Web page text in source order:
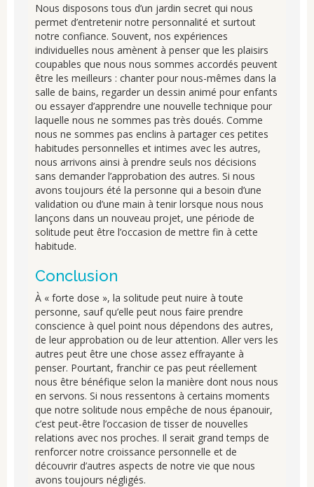
Nous disposons tous d’un jardin secret qui nous
permet d’entretenir notre personnalité et surtout
notre confiance. Souvent, nos expériences
individuelles nous amènent à penser que les plaisirs
coupables que nous nous sommes accordés peuvent
être les meilleurs : chanter pour nous-mêmes dans la
salle de bains, regarder un dessin animé pour enfants
ou essayer d’apprendre une nouvelle technique pour
laquelle nous ne sommes pas très doués. Comme
nous ne sommes pas enclins à partager ces petites
habitudes personnelles et intimes avec les autres,
nous arrivons ainsi à prendre seuls nos décisions
sans demander l’approbation des autres. Si nous
avons toujours été la personne qui a besoin d’une
validation ou d’une main à tenir lorsque nous nous
lançons dans un nouveau projet, une période de
solitude peut être l’occasion de mettre fin à cette
habitude.
Conclusion
À « forte dose », la solitude peut nuire à toute
personne, sauf qu’elle peut nous faire prendre
conscience à quel point nous dépendons des autres,
de leur approbation ou de leur attention. Aller vers les
autres peut être une chose assez effrayante à
penser. Pourtant, franchir ce pas peut réellement
nous être bénéfique selon la manière dont nous nous
en servons. Si nous ressentons à certains moments
que notre solitude nous empêche de nous épanouir,
c’est peut-être l’occasion de tisser de nouvelles
relations avec nos proches. Il serait grand temps de
renforcer notre croissance personnelle et de
découvrir d’autres aspects de notre vie que nous
avons toujours négligés.